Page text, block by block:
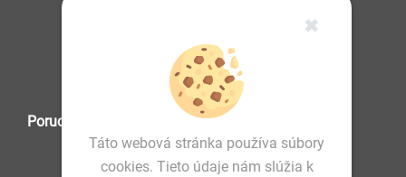
IČO: 36 570 460
Poruchová služba
✖
Táto webová stránka používa súbory
cookies. Tieto údaje nám slúžia k